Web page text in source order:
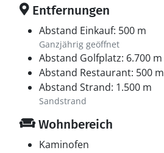
Entfernungen
Abstand Einkauf: 500 m
Ganzjährig geöffnet
Abstand Golfplatz: 6.700 m
Abstand Restaurant: 500 m
Abstand Strand: 1.500 m
Sandstrand
Wohnbereich
Kaminofen